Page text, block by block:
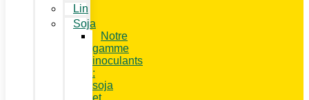
Lin
Soja
Notre
gamme
inoculants
:
soja
et